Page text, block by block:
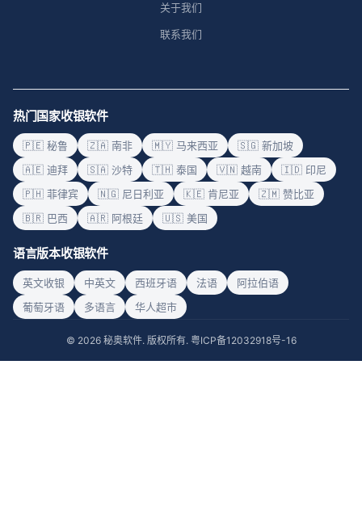
关于我们
联系我们
热门国家收银软件
🇵🇪 秘鲁 🇿🇦 南非 🇲🇾 马来西亚
🇸🇬 新加坡
🇦🇪 迪拜
🇸🇦 沙特 🇹🇭 泰国 🇻🇳 越南
🇮🇩 印尼
🇵🇭 菲律宾
🇳🇬 尼日利亚 🇰🇪 肯尼亚
🇿🇲 赞比亚
🇧🇷 巴西
🇦🇷 阿根廷 🇺🇸 美国
语言版本收银软件
英文收银 中英文 西班牙语 法语
阿拉伯语
葡萄牙语
多语言 华人超市
© 2026 秘奥软件. 版权所有. 粤ICP备12032918号-16